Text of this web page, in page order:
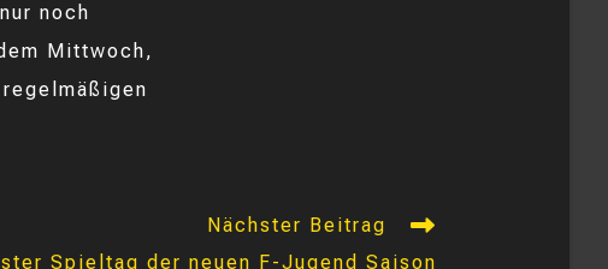
noch
Mittwoch,
Nächster Beitrag
Spieltag der neuen F-Jugend Saison